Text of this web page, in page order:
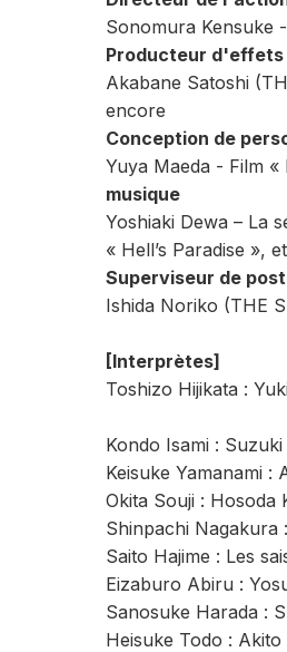
Sonomura Kensuke
Producteur d'effets
Akabane Satoshi
encore
Conception de
Yuya Maeda - Film «
musique
Yoshiaki Dewa – La
« Hell’s Paradise »,
Superviseur de
Ishida Noriko (THE
[Interprètes]
Toshizo Hijikata :
Kondo Isami :
Keisuke Yamanami :
Okita Souji : Hosoda
Shinpachi Nagakura
Saito Hajime : Les
Eizaburo Abiru :
Sanosuke Harada :
Heisuke Todo : Akito